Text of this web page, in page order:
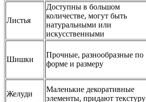
Листья
Доступны в большом
количестве, могут быть
натуральными или
искусственными
Шишки
Прочные, разнообразные по
форме и размеру
Желуди
Маленькие декоративные
элементы, придают текстуру